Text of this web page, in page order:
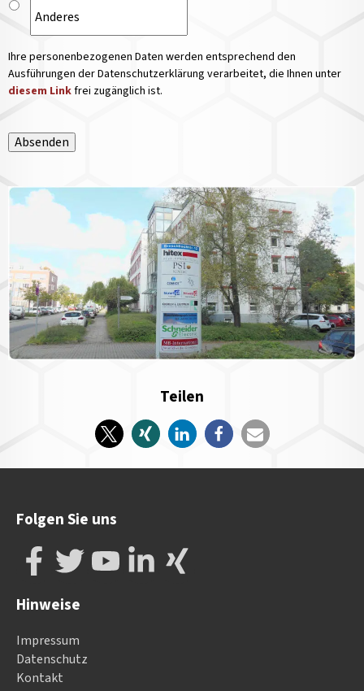
Ihre personenbezogenen Daten werden entsprechend den
Ausführungen der Datenschutzerklärung verarbeitet, die Ihnen unter
diesem Linkfrei zugänglich ist.
Absenden
Teilen
Folgen Sie uns
Hinweise
Impressum
Datenschutz
Kontakt